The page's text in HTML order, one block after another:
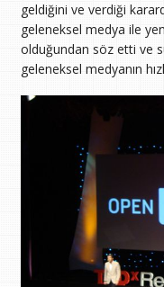
geldiğini ve verdiği
geleneksel medya ile
olduğundan söz etti ve
geleneksel medyanın